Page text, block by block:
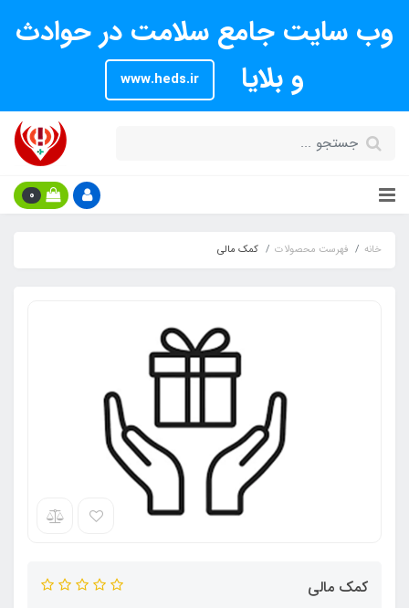
وب سایت جامع سلامت در حوادث
و بلایا
www.heds.ir
0
خانه فهرست محصولات کمک مالی
کمک مالی